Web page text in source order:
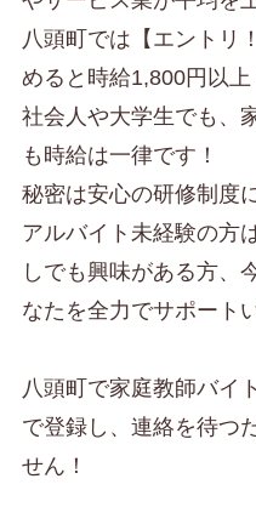
八頭町では【エントリ
めると時給1,800円以上
社会人や大学生でも、
も時給は一律です！
秘密は安心の研修制度
アルバイト未経験の方
しでも興味がある方、
なたを全力でサポート
八頭町で家庭教師バイ
で登録し、連絡を待つ
せん！